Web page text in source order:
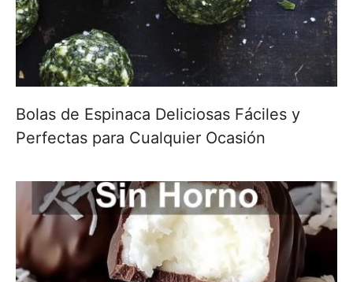
Bolas de Espinaca Deliciosas Fáciles y
Perfectas para Cualquier Ocasión